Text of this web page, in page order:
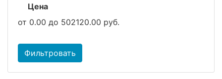
Цена
от 0.00 до 502120.00 руб.
Фильтровать